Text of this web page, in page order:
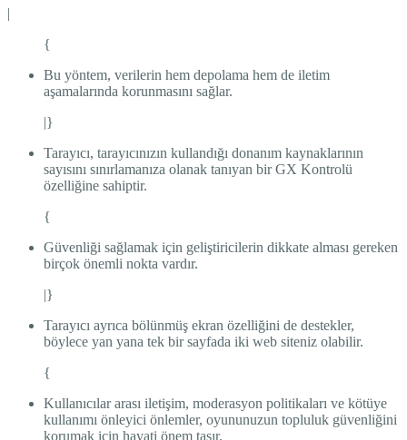
|
{
Bu yöntem, verilerin hem depolama hem de iletim
aşamalarında korunmasını sağlar.
|}
Tarayıcı, tarayıcınızın kullandığı donanım kaynaklarının
sayısını sınırlamanıza olanak tanıyan bir GX Kontrolü
özelliğine sahiptir.
{
Güvenliği sağlamak için geliştiricilerin dikkate alması gereken
birçok önemli nokta vardır.
|}
Tarayıcı ayrıca bölünmüş ekran özelliğini de destekler,
böylece yan yana tek bir sayfada iki web siteniz olabilir.
{
Kullanıcılar arası iletişim, moderasyon politikaları ve kötüye
kullanımı önleyici önlemler, oyununuzun topluluk güvenliğini
korumak için hayati önem taşır.